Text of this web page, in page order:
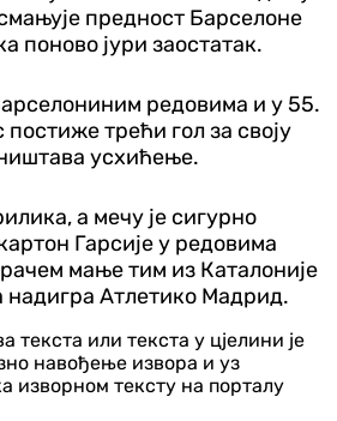
предност Барселоне
поново јури заостатак.
редовима и у 55.
трећи гол за своју
усхићење.
а мечу је сигурно
Гарсије у редовима
мање тим из Каталоније
надигра Атлетико Мадрид.
текста или текста у цјелини је
навођење извора и уз
изворном тексту на порталу